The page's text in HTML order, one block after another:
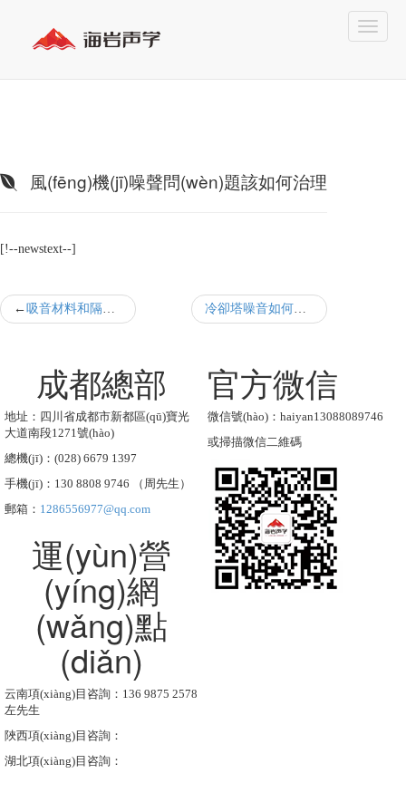
風(fēng)機(jī)噪聲問(wèn)題該如何治理
[!--newstext--]
吸音材料和隔音材料的區(qū)別 冷卻塔噪音如何解決
成都總部
地址：四川省成都市新都區(qū)寶光
大道南段1271號(hào)
總機(jī)：(028) 6679 1397
手機(jī)：130 8808 9746 （周先生）
郵箱： 1286556977@qq.com
運(yùn)營
(yíng)網
(wǎng)點
(diǎn)
云南項(xiàng)目咨詢：136 9875 2578
左先生
陜西項(xiàng)目咨詢：
湖北項(xiàng)目咨詢：
官方微信
微信號(hào)：haiyan13088089746
或掃描微信二維碼